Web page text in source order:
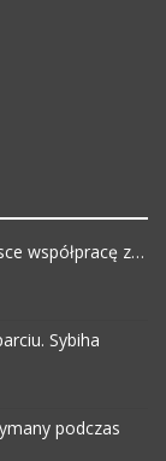
współpracę z…
Sybiha
podczas